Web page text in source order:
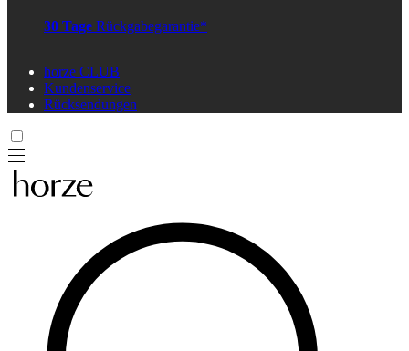
30 Tage Rückgabegarantie*
horze CLUB
Kundenservice
Rücksendungen